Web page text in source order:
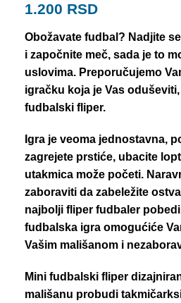
1.200 RSD
Obožavate fudbal? Nadjite
i započnite meč, sada je to
uslovima. Preporučujemo
igračku koja je Vas
fudbalski fliper.
Igra je veoma jednostavna,
zagrejete prstiće, ubacite
utakmica može početi.
zaboraviti da zabeležite
najbolji fliper fudbaler
fudbalska igra omogućiće
Vašim mališanom i
Mini fudbalski fliper
mališanu probudi